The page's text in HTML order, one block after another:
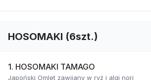
HOSOMAKI (6szt.)
1. HOSOMAKI TAMAGO
Japoński Omlet zawijany w ryż i algi nori